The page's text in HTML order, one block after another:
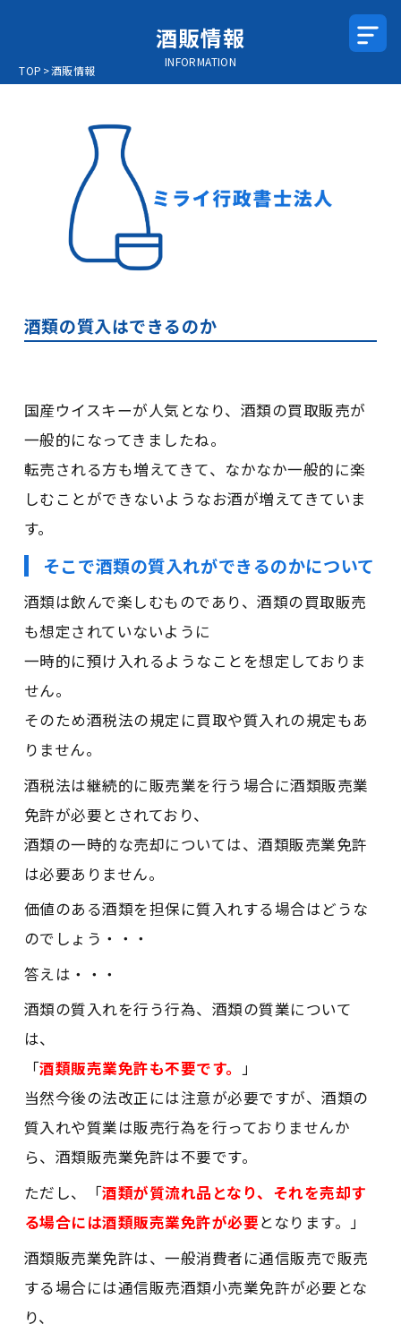
酒販情報
INFORMATION
TOP >酒販情報
酒類の質入はできるのか
国産ウイスキーが人気となり、酒類の買取販売が
一般的になってきましたね。
転売される方も増えてきて、なかなか一般的に楽
しむことができないようなお酒が増えてきていま
す。
そこで酒類の質入れができるのかについて
酒類は飲んで楽しむものであり、酒類の買取販売
も想定されていないように
一時的に預け入れるようなことを想定しておりま
せん。
そのため酒税法の規定に買取や質入れの規定もあ
りません。
酒税法は継続的に販売業を行う場合に酒類販売業
免許が必要とされており、
酒類の一時的な売却については、酒類販売業免許
は必要ありません。
価値のある酒類を担保に質入れする場合はどうな
のでしょう・・・
答えは・・・
酒類の質入れを行う行為、酒類の質業について
は、
「酒類販売業免許も不要です。 」
当然今後の法改正には注意が必要ですが、酒類の
質入れや質業は販売行為を行っておりませんか
ら、酒類販売業免許は不要です。
ただし、「酒類が質流れ品となり、それを売却す
る場合には酒類販売業免許が必要となります。」
酒類販売業免許は、一般消費者に通信販売で販売
する場合には通信販売酒類小売業免許が必要とな
り、